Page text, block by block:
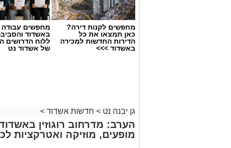
מחפשים לקנות דירה?
כאן תמצאו את כל
הדירות החדשות למכירה
באשדוד >>>
מחפשים עבודה
באשדוד
ללוח הדרושים
של אשדוד נט
גן יבנה נט > חדשות אשדוד >
הערב: מדרחוב רוגוזין
מופעים, מוזיקה ואטרקציות